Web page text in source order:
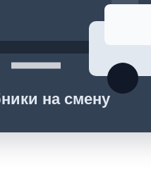
на смену